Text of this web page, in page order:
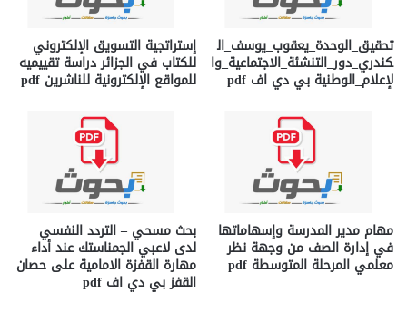
تحقيق_الوحدة_يعقوب_يوسف_ال
كندري_دور_التنشئة_الاجتماعية_وا
لإعلام_الوطنية بي دي اف pdf
إستراتجية التسويق الإلكتروني
للكتاب في الجزائر دراسة تقييميه
للمواقع الإلكترونية للناشرين pdf
مهام مدير المدرسة وإسهاماتها
في إدارة الصف من وجهة نظر
معلمي المرحلة المتوسطة pdf
بحث مسحي – التردد النفسي
لدى لاعبي الجمناستك عند أداء
مهارة القفزة الامامية على حصان
القفز بي دي اف pdf